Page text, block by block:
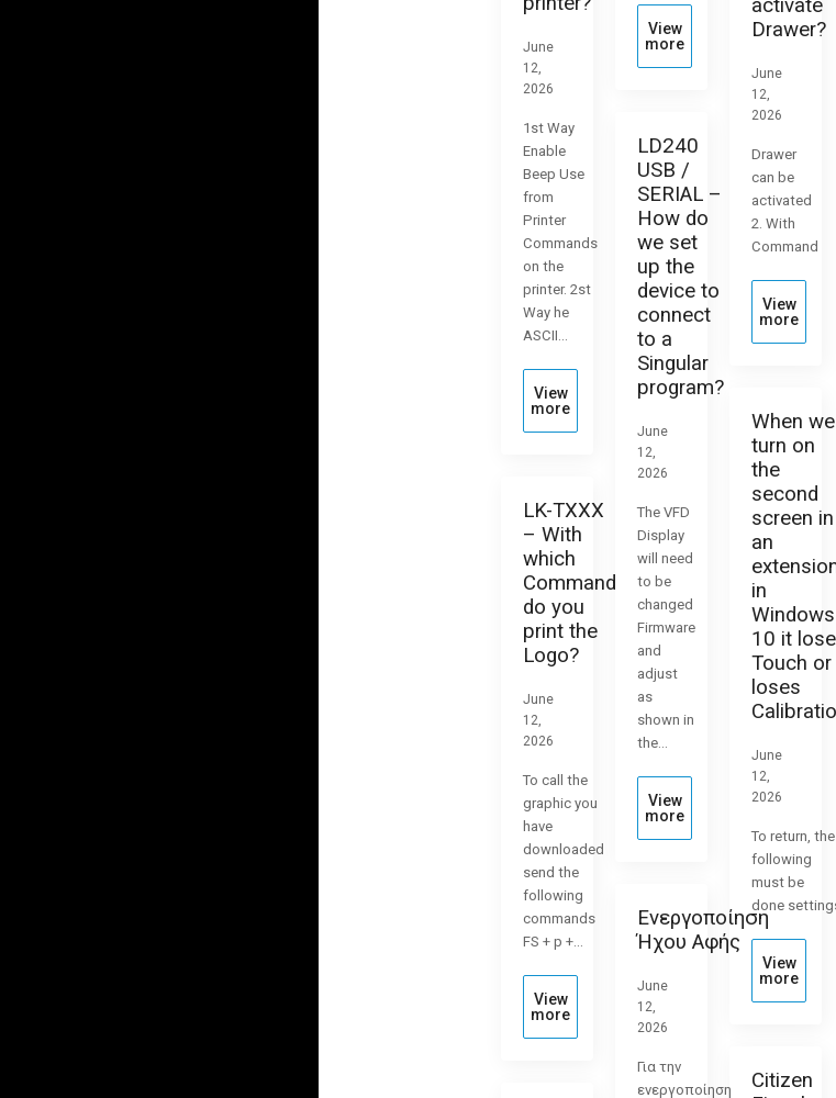
View
more
June
12,
2026
1st Way
Enable
Beep Use
from
Printer
Commands
on the
printer. 2st
Way he
ASCII…
View
more
activate
Drawer?
June
12,
2026
Drawer
can be
activated
2. With
Command
View
more
LD240
USB /
SERIAL –
How do
we set
up the
device to
connect
to a
Singular
program?
June
12,
2026
The VFD
Display
will need
to be
changed
Firmware
and
adjust
as
shown in
the…
View
more
When we
turn on
the
second
screen in
an
in
Windows
10 it
Touch or
loses
June
12,
2026
To return, the
following
must be
done
View
more
LK-TXXX
– With
which
Command
do you
print the
Logo?
June
12,
2026
To call the
graphic you
have
downloaded
send the
following
commands
FS + p +…
View
more
Ενεργοποίηση
Ήχου Αφής
June
12,
2026
Για την
ενεργοποίηση
Citizen